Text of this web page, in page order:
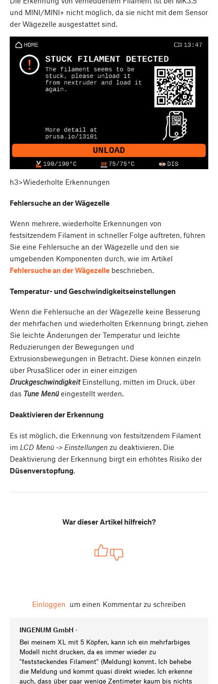
und MINI/MINI+ nicht möglich, da sie nicht mit dem Sensor
der Wägezelle ausgestattet sind.
h3>Wiederholte Erkennungen
Fehlersuche an der Wägezelle
Wenn mehrere, wiederholte Erkennungen von
festsitzendem Filament in schneller Folge auftreten, führen
Sie eine Fehlersuche an der Wägezelle und den sie
umgebenden Komponenten durch, wie im Artikel
Fehlersuche an der Wägezelle beschrieben.
Temperatur- und Geschwindigkeitseinstellungen
Wenn die Fehlersuche an der Wägezelle keine Besserung
der mehrfachen und wiederholten Erkennung bringt, ziehen
Sie leichte Änderungen der Temperatur und leichte
Reduzierungen der Bewegungen und
Extrusionsbewegungen in Betracht. Diese können einzeln
über PrusaSlicer oder in einer einzigen
Druckgeschwindigkeit Einstellung, mitten im Druck, über
das Tune Menüeingestellt werden.
Deaktivieren der Erkennung
Es ist möglich, die Erkennung von festsitzendem Filament
im LCD Menü -> Einstellungen zu deaktivieren. Die
Deaktivierung der Erkennung birgt ein erhöhtes Risiko der
Düsenverstopfung.
War dieser Artikel hilfreich?
Einloggen um einen Kommentar zu schreiben
INGENUM GmbH •
Bei meinem XL mit 5 Köpfen, kann ich ein mehrfarbiges
Modell nicht drucken, da es immer wieder zu
"feststeckendes Filament" (Meldung) kommt. Ich behebe
die Meldung und kommt quasi direkt wieder. Ich erkenne
auch, dass über paar wenige Zentimeter kaum bis nichts